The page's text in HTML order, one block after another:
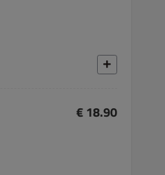
€ 18.90